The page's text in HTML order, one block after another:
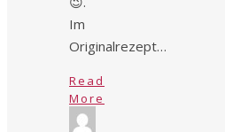
Im
Originalrezept…
Read
More